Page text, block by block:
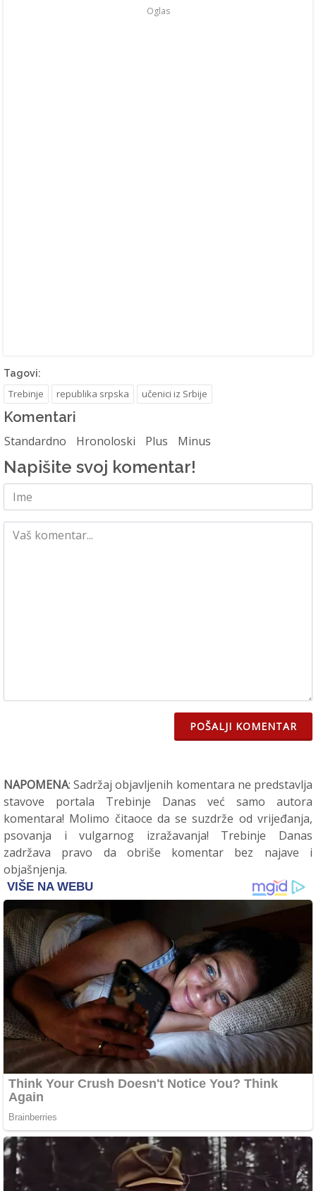
Oglas
Tagovi:
Trebinje republika srpska učenici iz Srbije
Komentari
Standardno Hronoloski Plus Minus
Napišite svoj komentar!
POŠALJI KOMENTAR
NAPOMENA: Sadržaj objavljenih komentara ne predstavlja
stavove portala Trebinje Danas već samo autora
komentara! Molimo čitaoce da se suzdrže od vrijeđanja,
psovanja i vulgarnog izražavanja! Trebinje Danas
zadržava pravo da obriše komentar bez najave i
objašnjenja.